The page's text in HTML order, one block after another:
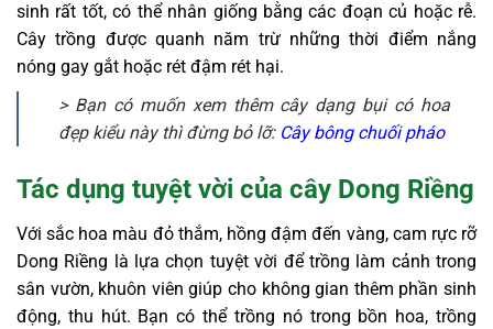
sinh rất tốt, có thể nhân giống bằng các đoạn củ hoặc rễ.
Cây trồng được quanh năm trừ những thời điểm nắng
nóng gay gắt hoặc rét đậm rét hại.
> Bạn có muốn xem thêm cây dạng bụi có hoa
đẹp kiểu này thì đừng bỏ lỡ: Cây bông chuối pháo
Tác dụng tuyệt vời của cây Dong Riềng
Với sắc hoa màu đỏ thắm, hồng đậm đến vàng, cam rực rỡ
Dong Riềng là lựa chọn tuyệt vời để trồng làm cảnh trong
sân vườn, khuôn viên giúp cho không gian thêm phần sinh
động, thu hút. Bạn có thể trồng nó trong bồn hoa, trồng